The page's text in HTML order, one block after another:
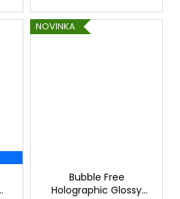
NOVINKA
Bubble Free
Holographic Glossy